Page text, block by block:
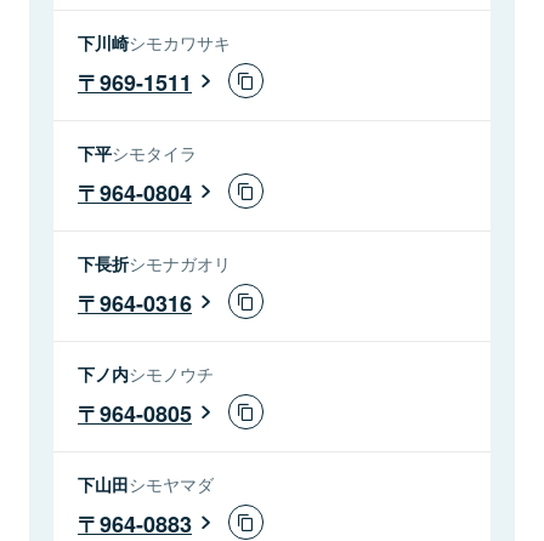
下川崎シモカワサキ
969-1511
下平シモタイラ
964-0804
下長折シモナガオリ
964-0316
下ノ内シモノウチ
964-0805
下山田シモヤマダ
964-0883